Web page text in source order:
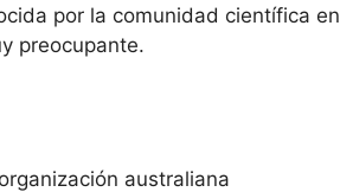
por la comunidad científica en
preocupante.
australiana